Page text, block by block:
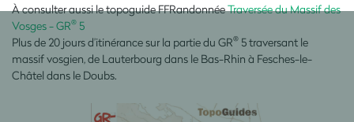
À consulter aussi le topoguide FFRandonnéeTraversée du Massif des
Vosges - GR® 5
Plus de 20 jours d’itinérance sur la partie du GR® 5 traversant le
massif vosgien, de Lauterbourg dans le Bas-Rhin à Fesches-le-
Châtel dans le Doubs.